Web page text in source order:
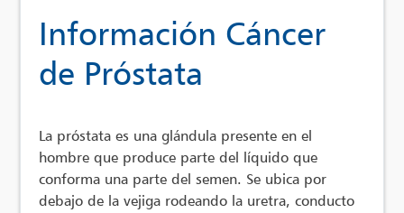
Información Cáncer
de Próstata
La próstata es una glándula presente en el
hombre que produce parte del líquido que
conforma una parte del semen. Se ubica por
debajo de la vejiga rodeando la uretra, conducto